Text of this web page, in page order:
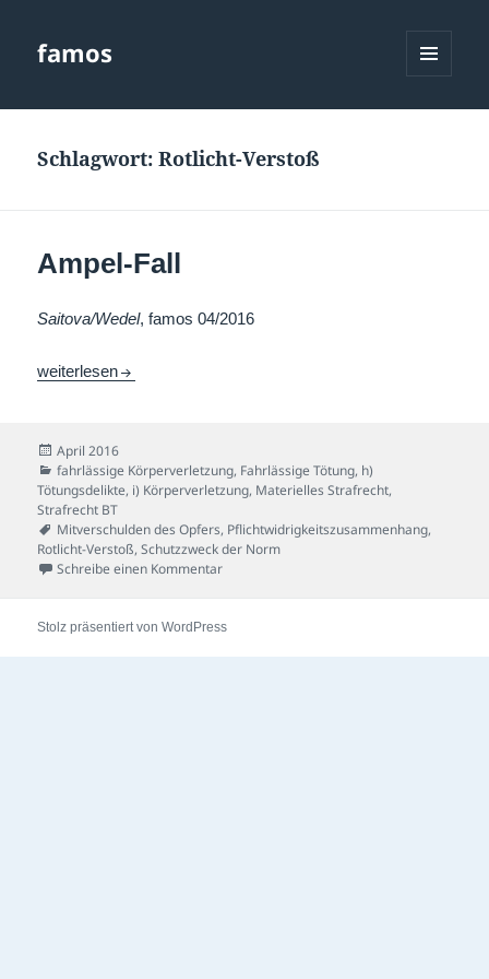
famos
Schlagwort:Rotlicht-Verstoß
Ampel-Fall
Saitova/Wedel, famos 04/2016
Ampel-Fall
weiterlesen
Veröffentlicht
am
April 2016
Kategorien
fahrlässige Körperverletzung, Fahrlässige Tötung, h)
Tötungsdelikte, i) Körperverletzung, Materielles Strafrecht,
Strafrecht BT
Schlagwörter
Mitverschulden des Opfers, Pflichtwidrigkeitszusammenhang,
Rotlicht-Verstoß,Schutzzweck der Norm
Schreibe einen Kommentarzu Ampel-Fall
Stolz präsentiert von WordPress